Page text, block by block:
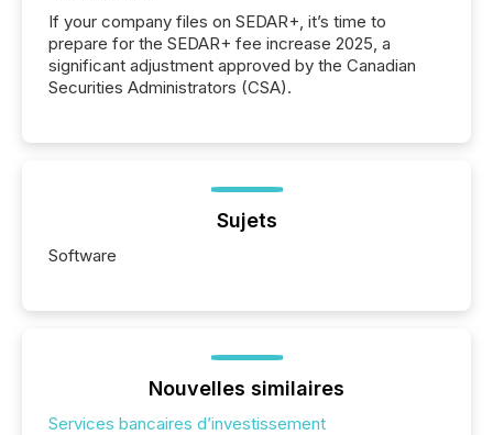
If your company files on SEDAR+, it’s time to
prepare for the SEDAR+ fee increase 2025, a
significant adjustment approved by the Canadian
Securities Administrators (CSA).
Sujets
Software
Nouvelles similaires
Services bancaires d’investissement